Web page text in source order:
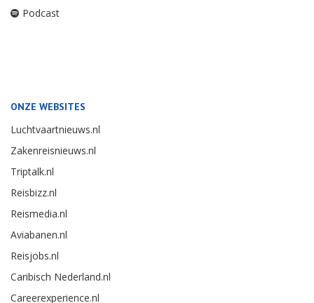
Podcast
ONZE WEBSITES
Luchtvaartnieuws.nl
Zakenreisnieuws.nl
Triptalk.nl
Reisbizz.nl
Reismedia.nl
Aviabanen.nl
Reisjobs.nl
Caribisch Nederland.nl
Careerexperience.nl